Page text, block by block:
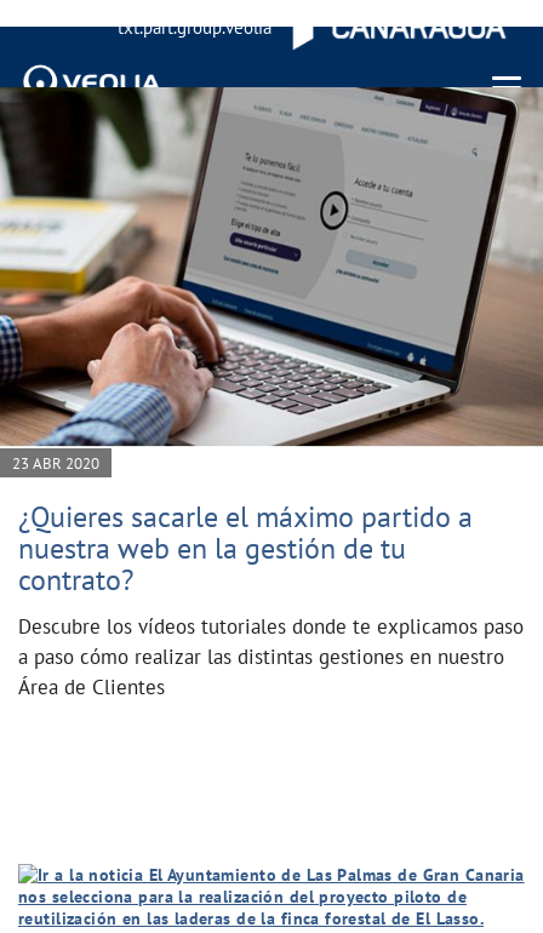
txt.part.group.veolia
Menu
23 ABR 2020
¿Quieres sacarle el máximo partido a
nuestra web en la gestión de tu
contrato?
Descubre los vídeos tutoriales donde te explicamos paso
a paso cómo realizar las distintas gestiones en nuestro
Área de Clientes